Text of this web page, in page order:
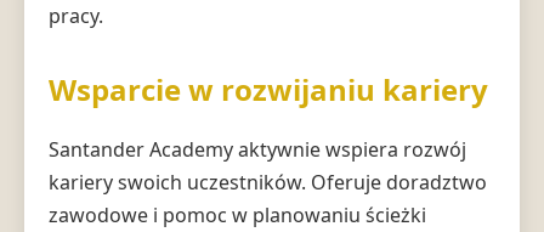
pracy.
Wsparcie w rozwijaniu kariery
Santander Academy aktywnie wspiera rozwój
kariery swoich uczestników. Oferuje doradztwo
zawodowe i pomoc w planowaniu ścieżki